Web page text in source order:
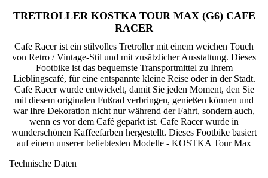
TRETROLLER KOSTKA TOUR MAX (G6) CAFE
RACER
Cafe Racer ist ein stilvolles Tretroller mit einem weichen Touch
von Retro / Vintage-Stil und mit zusätzlicher Ausstattung. Dieses
Footbike ist das bequemste Transportmittel zu Ihrem
Lieblingscafé, für eine entspannte kleine Reise oder in der Stadt.
Cafe Racer wurde entwickelt, damit Sie jeden Moment, den Sie
mit diesem originalen Fußrad verbringen, genießen können und
war Ihre Dekoration nicht nur während der Fahrt, sondern auch,
wenn es vor dem Café geparkt ist. Cafe Racer wurde in
wunderschönen Kaffeefarben hergestellt. Dieses Footbike basiert
auf einem unserer beliebtesten Modelle - KOSTKA Tour Max
Technische Daten